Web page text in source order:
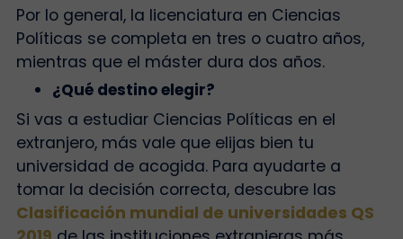
Por lo general, la licenciatura en Ciencias
Políticas se completa en tres o cuatro años,
mientras que el máster dura dos años.
¿Qué destino elegir?
Si vas a estudiar Ciencias Políticas en el
extranjero, más vale que elijas bien tu
universidad de acogida. Para ayudarte a
tomar la decisión correcta, descubre las
Clasificación mundial de universidades QS